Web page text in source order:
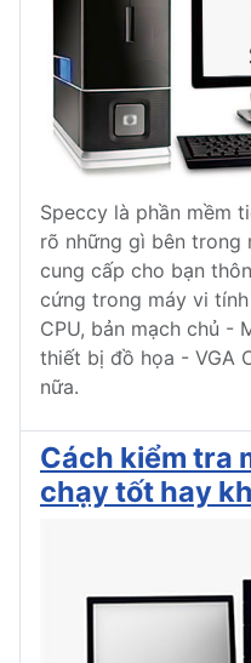
Speccy là phần mềm
rõ những gì bên trong
cung cấp cho bạn
cứng trong máy vi
CPU, bản mạch chủ -
thiết bị đồ họa - VGA
nữa.
Cách kiểm tra
chạy tốt hay